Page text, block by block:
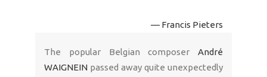
— Francis Pieters
The popular Belgian composer André
WAIGNEIN passed away quite unexpectedly